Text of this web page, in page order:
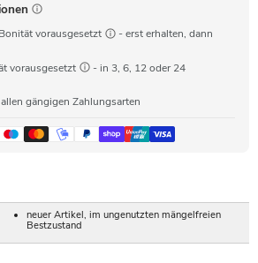
vorausgesetzt
- erst erhalten, dann
vorausgesetzt
- in 3, 6, 12 oder 24
gängigen Zahlungsarten
neuer Artikel, im ungenutzten mängelfreien
Bestzustand